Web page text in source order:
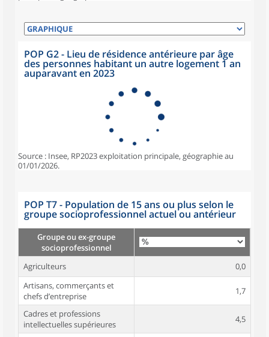
POP G2 - Lieu de résidence antérieure par âge
des personnes habitant un autre logement 1 an
auparavant en 2023
Source : Insee, RP2023 exploitation principale, géographie au
01/01/2026.
POP T7 - Population de 15 ans ou plus selon le
groupe socioprofessionnel actuel ou antérieur
Groupe ou ex-groupe
socioprofessionnel
Agriculteurs
0,0
Artisans, commerçants et
chefs d’entreprise
1,7
Cadres et professions
intellectuelles supérieures
4,5